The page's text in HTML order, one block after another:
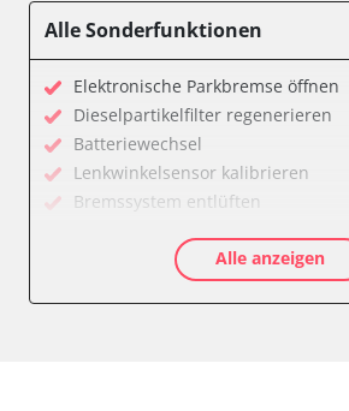
Diagnoseschnittstelle (EOBD/OBDII)
Einparkhilfe
Einparkhilfe Lenkhilfe
Einstiegshilfe Beifahrer
Einstiegshilfe Fahrer
Fahrererkennung
Fahrtrichtungskamera
Fernlichtassistent
Alle Sonderfunktionen
Elektronische Parkbremse öffnen
Dieselpartikelfilter regenerieren
Batteriewechsel
Lenkwinkelsensor kalibrieren
Bremssystem entlüften
AGR Ventil anlernen
Luftmassenmesser anlernen
Alle anzeigen